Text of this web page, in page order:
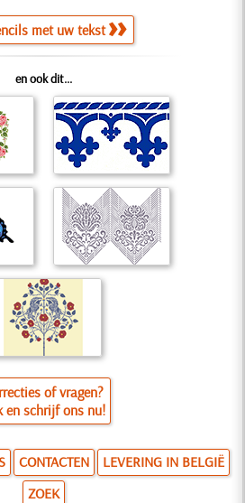
met uw tekst
en ook dit...
of vragen?
en schrijf ons nu!
CONTACTEN
LEVERING IN BELGIË
ZOEK